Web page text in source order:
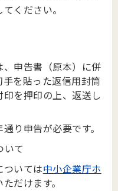
ください。
申告書（原本）に併
を貼った返信用封筒
を押印の上、返送し
り申告が必要です。
いて
ついては中小企業庁ホ
だけます。